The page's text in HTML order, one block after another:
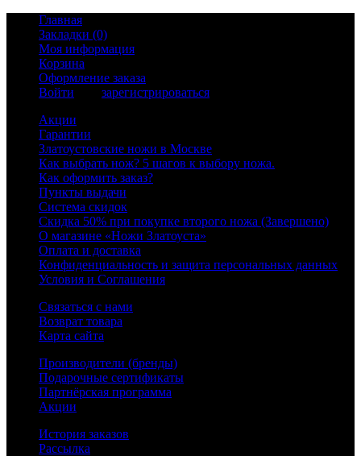
Главная
Закладки (0)
Моя информация
Корзина
Оформление заказа
Войти
зарегистрироваться
Акции
Гарантии
Златоустовские ножи в Москве
Как выбрать нож? 5 шагов к выбору ножа.
Как оформить заказ?
Пункты выдачи
Система скидок
Скидка 50% при покупке второго ножа (Завершено)
О магазине «Ножи Златоуста»
Оплата и доставка
Конфиденциальность и защита персональных данных
Условия и Соглашения
Связаться с нами
Возврат товара
Карта сайта
Производители (бренды)
Подарочные сертификаты
Партнёрская программа
Акции
История заказов
Рассылка